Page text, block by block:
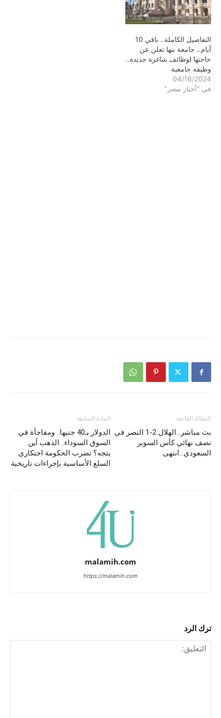
التفاصيل الكاملة.. باقي 10
أيام.. جامعة بنها تعلن عن
حاجتها لوظائف شاغرة جديدة..
وظيفة جامعية
04/16/2024
في "أخبار مصر"
المادة السابقة
الدولار بـ40 جنيها.. ومفاجأة في
السوق السوداء.. الذهب أين
يتجه؟ تضرب الحكومة احتكاري
السلع الأساسية بإجراءات تاريخية
المقالة القادمة
بث مباشر…الهلال 2-1 النصر في
نصف نهائي كأس السوبر
السعودي…انتهى
malamih.com
https://malamih.com
ترك الرد